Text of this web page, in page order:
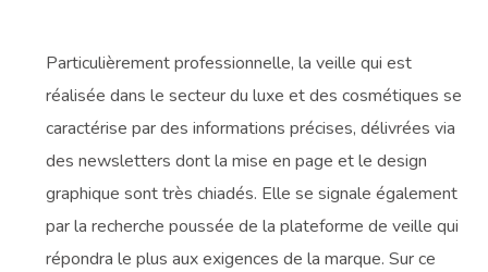
Particulièrement professionnelle, la veille qui est
réalisée dans le secteur du luxe et des cosmétiques se
caractérise par des informations précises, délivrées via
des newsletters dont la mise en page et le design
graphique sont très chiadés. Elle se signale également
par la recherche poussée de la plateforme de veille qui
répondra le plus aux exigences de la marque. Sur ce